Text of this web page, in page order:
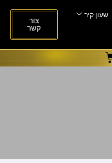
שעון קיר
צור
קשר